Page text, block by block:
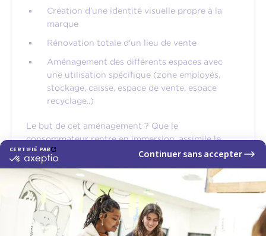
Création d’une identité visuelle propre à la
marque
Rénovation totale d'un lieu de vente
Aménagement des différents espaces avec
une utilisation spécifique (zone employés,
stockage, caisse, espace de vente, espace
recyclage..)
Le but de cet aménagement ? Que le
consommateur rentre en immersion, assimile le
concept grâce aux couleurs, à la circulation autour
de l’assise centrale ainsi qu’aux identifiants placés
dans le lieu.